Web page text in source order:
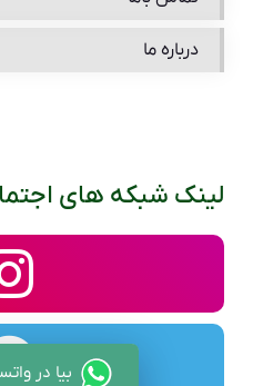
درباره ما
لینک شبکه های
بیا در